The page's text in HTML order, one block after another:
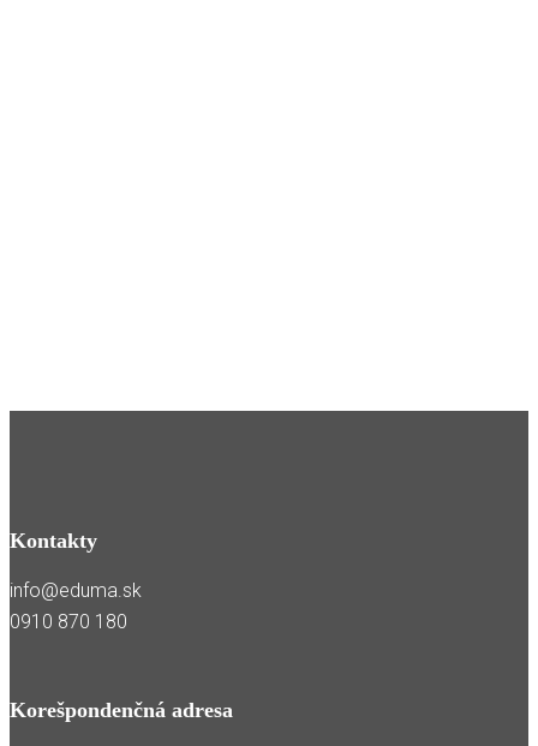
Kontakty
info@eduma.sk
0910 870 180
Korešpondenčná adresa